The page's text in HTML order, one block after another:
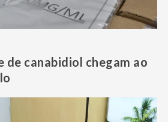
de canabidiol chegam ao